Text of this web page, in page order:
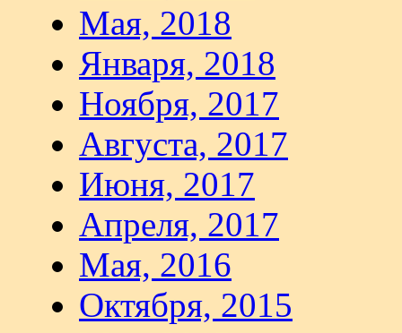
Мая, 2018
Января, 2018
Ноября, 2017
Августа, 2017
Июня, 2017
Апреля, 2017
Мая, 2016
Октября, 2015